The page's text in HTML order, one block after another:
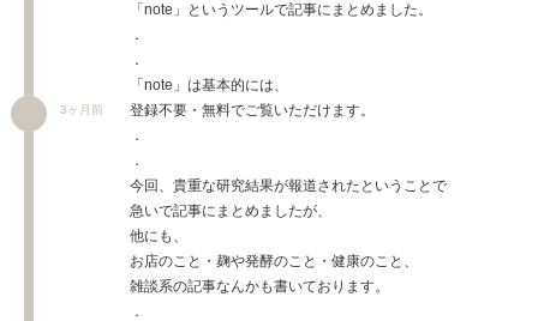
3ヶ月前
「note」というツールで記事にまとめました。
．
．
「note」は基本的には、
登録不要・無料でご覧いただけます。
．
．
今回、貴重な研究結果が報道されたということで
急いで記事にまとめましたが、
他にも、
お店のこと・麹や発酵のこと・健康のこと、
雑談系の記事なんかも書いております。
．